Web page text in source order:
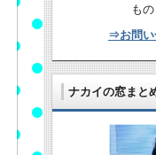
もの
⇒お問い
ナカイの窓まと